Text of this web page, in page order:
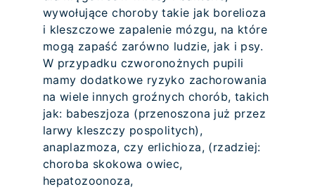
wywołujące choroby takie jak borelioza
i kleszczowe zapalenie mózgu, na które
mogą zapaść zarówno ludzie, jak i psy.
W przypadku czworonożnych pupili
mamy dodatkowe ryzyko zachorowania
na wiele innych groźnych chorób, takich
jak: babeszjoza (przenoszona już przez
larwy kleszczy pospolitych),
anaplazmoza, czy erlichioza, (rzadziej:
choroba skokowa owiec,
hepatozoonoza,